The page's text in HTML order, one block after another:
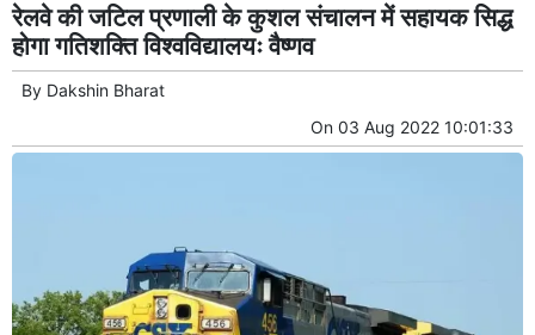
रेलवे की जटिल प्रणाली के कुशल संचालन में सहायक सिद्ध
होगा गतिशक्ति विश्वविद्यालयः वैष्णव
By Dakshin Bharat
On 03 Aug 2022 10:01:33